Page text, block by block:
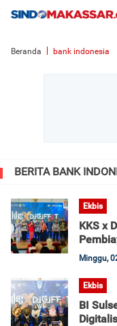
Beranda bank indonesia
BERITA BANK
Ekbis
KKS x
Minggu,
Ekbis
BI